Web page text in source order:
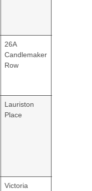
26A
Candlemaker
Row
Lauriston
Place
Victoria